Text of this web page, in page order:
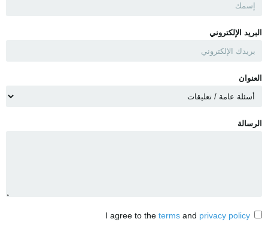
البريد الإلكتروني
العنوان
الرسالة
I agree to the terms and privacy policy